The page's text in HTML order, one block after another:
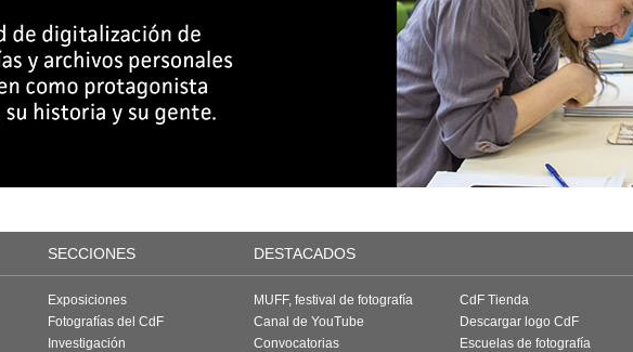
SECCIONES DESTACADOS
Exposiciones
Fotografías del CdF
Investigación
MUFF, festival de fotografía
Canal de YouTube
Convocatorias
CdF Tienda
Descargar logo CdF
Escuelas de fotografía